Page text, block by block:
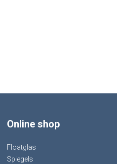
Online shop
Floatglas
Spiegels